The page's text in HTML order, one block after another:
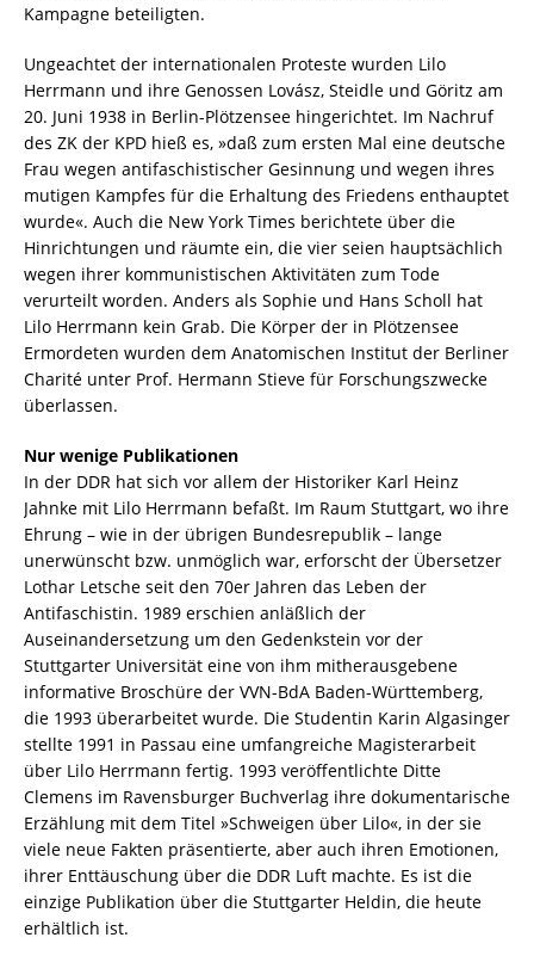
Kampagne beteiligten.
Ungeachtet der internationalen Proteste wurden Lilo
Herrmann und ihre Genossen Lovász, Steidle und Göritz am
20. Juni 1938 in Berlin-Plötzensee hingerichtet. Im Nachruf
des ZK der KPD hieß es, »daß zum ersten Mal eine deutsche
Frau wegen antifaschistischer Gesinnung und wegen ihres
mutigen Kampfes für die Erhaltung des Friedens enthauptet
wurde«. Auch die New York Times berichtete über die
Hinrichtungen und räumte ein, die vier seien hauptsächlich
wegen ihrer kommunistischen Aktivitäten zum Tode
verurteilt worden. Anders als Sophie und Hans Scholl hat
Lilo Herrmann kein Grab. Die Körper der in Plötzensee
Ermordeten wurden dem Anatomischen Institut der Berliner
Charité unter Prof. Hermann Stieve für Forschungszwecke
überlassen.
Nur wenige Publikationen
In der DDR hat sich vor allem der Historiker Karl Heinz
Jahnke mit Lilo Herrmann befaßt. Im Raum Stuttgart, wo ihre
Ehrung – wie in der übrigen Bundesrepublik – lange
unerwünscht bzw. unmöglich war, erforscht der Übersetzer
Lothar Letsche seit den 70er Jahren das Leben der
Antifaschistin. 1989 erschien anläßlich der
Auseinandersetzung um den Gedenkstein vor der
Stuttgarter Universität eine von ihm mitherausgebene
informative Broschüre der VVN-BdA Baden-Württemberg,
die 1993 überarbeitet wurde. Die Studentin Karin Algasinger
stellte 1991 in Passau eine umfangreiche Magisterarbeit
über Lilo Herrmann fertig. 1993 veröffentlichte Ditte
Clemens im Ravensburger Buchverlag ihre dokumentarische
Erzählung mit dem Titel »Schweigen über Lilo«, in der sie
viele neue Fakten präsentierte, aber auch ihren Emotionen,
ihrer Enttäuschung über die DDR Luft machte. Es ist die
einzige Publikation über die Stuttgarter Heldin, die heute
erhältlich ist.